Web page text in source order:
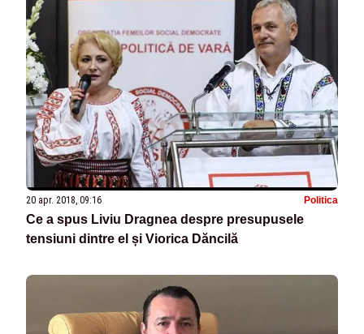
20 apr. 2018, 09:16 Politica
Ce a spus Liviu Dragnea despre presupusele
tensiuni dintre el și Viorica Dăncilă